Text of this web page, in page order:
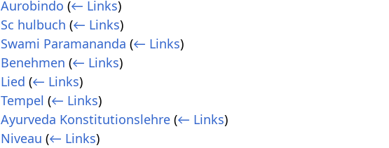
Aurobindo (← Links)
Sc hulbuch (← Links)
Swami Paramananda (← Links)
Benehmen (← Links)
Lied (← Links)
Tempel (← Links)
Ayurveda Konstitutionslehre (← Links)
Niveau (← Links)